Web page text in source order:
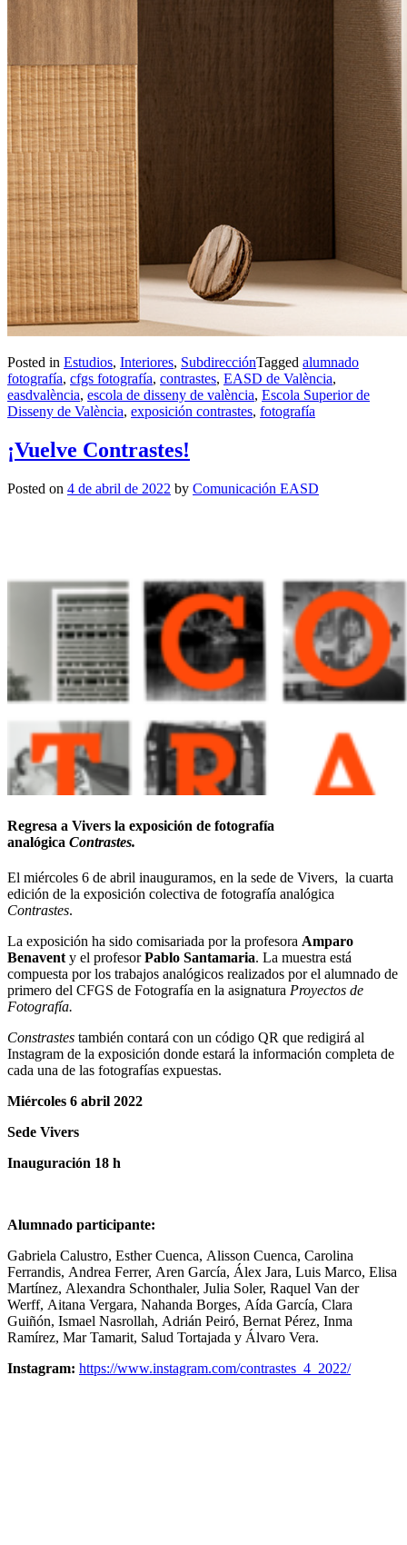
Posted in Estudios, Interiores, SubdirecciónTagged alumnado
fotografía, cfgs fotografía, contrastes, EASD de València,
easdvalència, escola de disseny de valència, Escola Superior de
Disseny de València, exposición contrastes, fotografía
¡Vuelve Contrastes!
Posted on 4 de abril de 2022 by Comunicación EASD
Regresa a Vivers la exposición de fotografía
analógica Contrastes.
El miércoles 6 de abril inauguramos, en la sede de Vivers, la cuarta
edición de la exposición colectiva de fotografía analógica
Contrastes.
La exposición ha sido comisariada por la profesora Amparo
Benavent y el profesorPablo Santamaria. La muestra está
compuesta por los trabajos analógicos realizados por el alumnado de
primero del CFGS de Fotografía en la asignatura Proyectos de
Fotografía.
Constrastes también contará con un código QR que redigirá al
Instagram de la exposición donde estará la información completa de
cada una de las fotografías expuestas.
Miércoles 6 abril 2022
Sede Vivers
Inauguración 18 h
Alumnado participante:
Gabriela Calustro, Esther Cuenca, Alisson Cuenca, Carolina
Ferrandis, Andrea Ferrer, Aren García, Álex Jara, Luis Marco, Elisa
Martínez, Alexandra Schonthaler, Julia Soler, Raquel Van der
Werff, Aitana Vergara, Nahanda Borges, Aída García, Clara
Guiñón, Ismael Nasrollah, Adrián Peiró, Bernat Pérez, Inma
Ramírez, Mar Tamarit, Salud Tortajada y Álvaro Vera.
Instagram: https://www.instagram.com/contrastes_4_2022/